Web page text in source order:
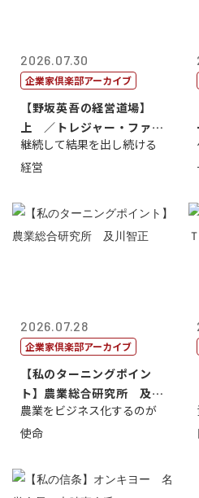
2026.07.30
企業家倶楽部アーカイブ
【野坂英吾の経営道場】
上 ／トレジャー・ファク
トリー社長野坂...
継続して結果を出し続ける
経営
2026.07.28
企業家倶楽部アーカイブ
【私のターニングポイン
ト】農業総合研究所 及川
智正
農業をビジネス化するのが
使命